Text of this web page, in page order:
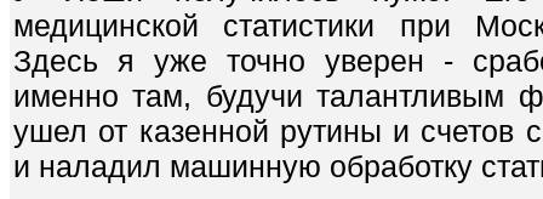
медицинской статистики при
Здесь я уже точно уверен -
именно там, будучи талантливым
ушел от казенной рутины и
и наладил машинную обработку